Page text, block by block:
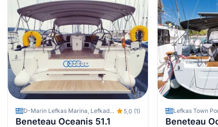
D-Marin Lefkas Marina, Lefkada (stad), Griekenland 5,0 (1)
Beneteau Oceanis 51.1 Beneteau